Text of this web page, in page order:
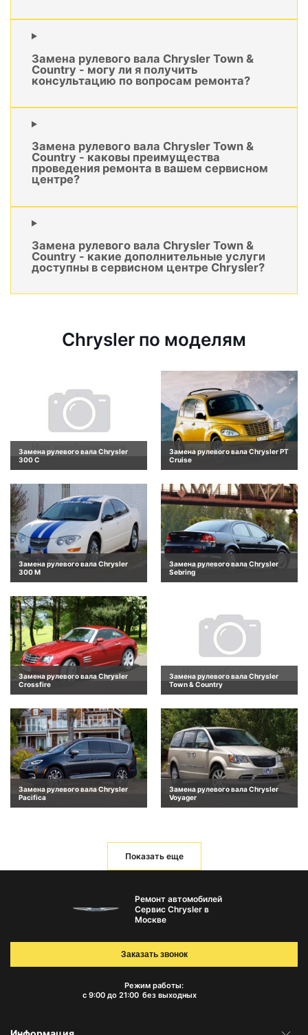
Замена рулевого вала Chrysler Town &
Country - могу ли я получить
консультацию по вопросам ремонта?
Замена рулевого вала Chrysler Town &
Country - каковы преимущества
проведения ремонта в вашем сервисном
центре?
Замена рулевого вала Chrysler Town &
Country - какие дополнительные услуги
доступны в сервисном центре Chrysler?
Chrysler по моделям
Замена рулевого вала Chrysler
300 C
Замена рулевого вала Chrysler PT
Cruise
Замена рулевого вала Chrysler
300 M
Замена рулевого вала Chrysler
Sebring
Замена рулевого вала Chrysler
Crossfire
Замена рулевого вала Chrysler
Town & Country
Замена рулевого вала Chrysler
Pacifica
Замена рулевого вала Chrysler
Voyager
Показать еще
Ремонт автомобилей
Сервис Chrysler в
Москве
Режим работы:
с 9:00 до 21:00 без выходных
Заказать звонок